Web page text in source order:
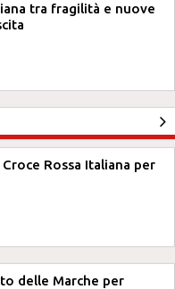
tra fragilità e nuove
Rossa Italiana per
delle Marche per